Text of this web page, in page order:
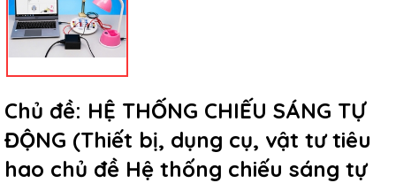
Chủ đề: HỆ THỐNG CHIẾU SÁNG TỰ
ĐỘNG (Thiết bị, dụng cụ, vật tư tiêu
hao chủ đề Hệ thống chiếu sáng tự